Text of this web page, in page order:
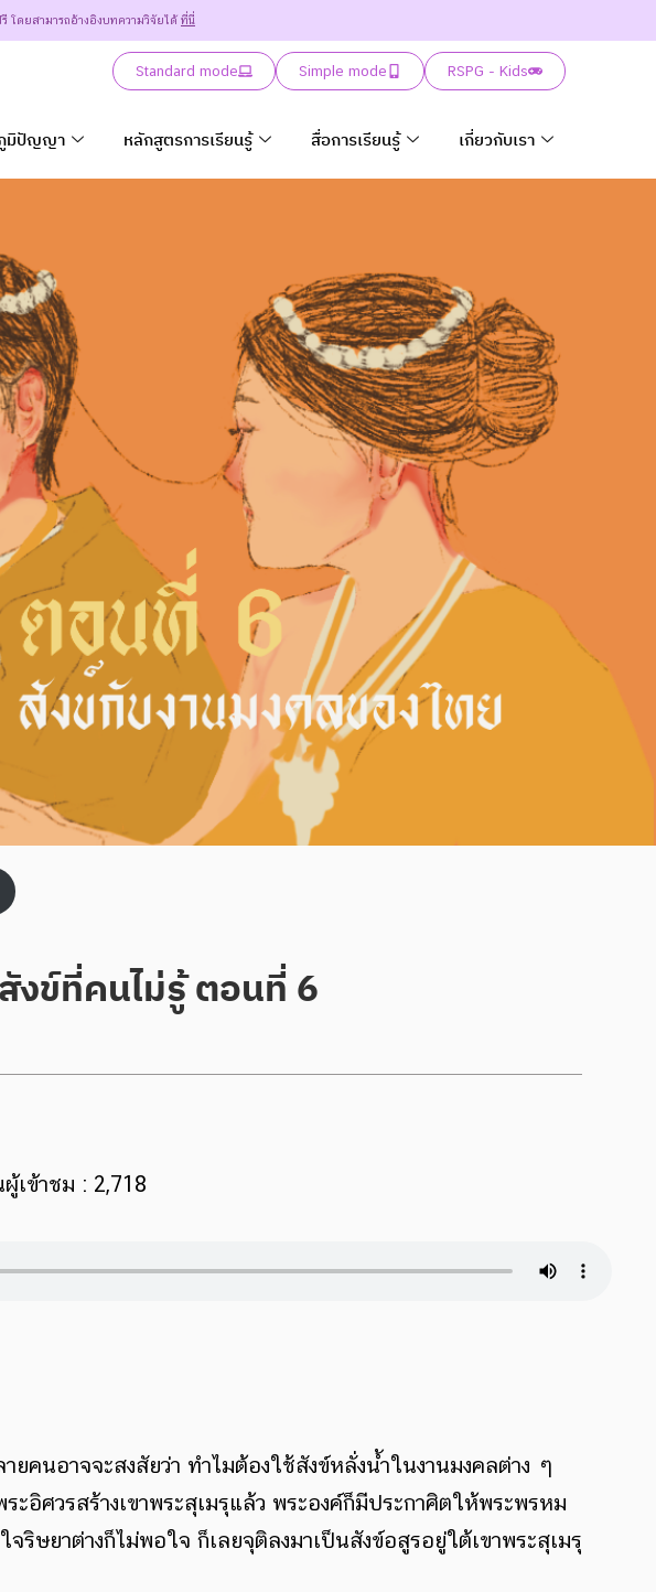
โดยสามารถอ้างอิงบทความวิจัยได้ ที่นี่
Standard mode Simple mode RSPG - Kids
มิปัญญา หลักสูตรการเรียนรู้ สื่อการเรียนรู้ เกี่ยวกับเรา
งข์ที่คนไม่รู้ ตอนที่ 6
เข้าชม : 2,718
คนอาจจะสงสัยว่า ทำไมต้องใช้สังข์หลั่งน้ำในงานมงคลต่าง ๆ
ะอิศวรสร้างเขาพระสุเมรุแล้ว พระองค์ก็มีประกาศิตให้พระพรหม
ยาต่างก็ไม่พอใจ ก็เลยจุติลงมาเป็นสังข์อสูรอยู่ใต้เขาพระสุเมรุ